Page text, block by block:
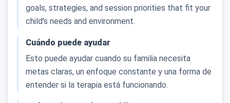
goals, strategies, and session priorities that fit your
child's needs and environment.
Cuándo puede ayudar
Esto puede ayudar cuando su familia necesita
metas claras, un enfoque constante y una forma de
entender si la terapia está funcionando.